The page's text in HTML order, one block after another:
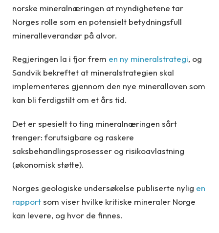
norske mineralnæringen at myndighetene tar
Norges rolle som en potensielt betydningsfull
mineralleverandør på alvor.
Regjeringen la i fjor frem en ny mineralstrategi, og
Sandvik bekreftet at mineralstrategien skal
implementeres gjennom den nye mineralloven som
kan bli ferdigstilt om et års tid.
Det er spesielt to ting mineralnæringen sårt
trenger: forutsigbare og raskere
saksbehandlingsprosesser og risikoavlastning
(økonomisk støtte).
Norges geologiske undersøkelse publiserte nylig en
rapportsom viser hvilke kritiske mineraler Norge
kan levere, og hvor de finnes.